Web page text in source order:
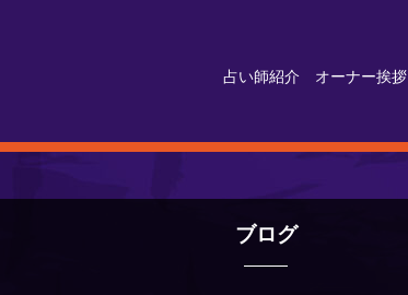
占い師紹介 オーナー挨拶
ブログ